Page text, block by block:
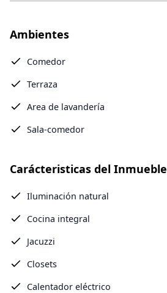
Ambientes
Comedor
Terraza
Area de lavandería
Sala-comedor
Carácteristicas del Inmueble
Iluminación natural
Cocina integral
Jacuzzi
Closets
Calentador eléctrico